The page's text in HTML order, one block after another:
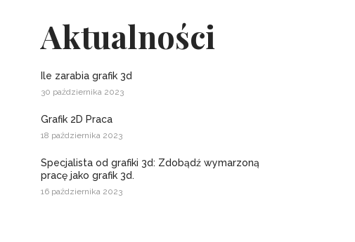
Aktualności
Ile zarabia grafik 3d
30 października 2023
Grafik 2D Praca
18 października 2023
Specjalista od grafiki 3d: Zdobądź wymarzoną
pracę jako grafik 3d.
16 października 2023